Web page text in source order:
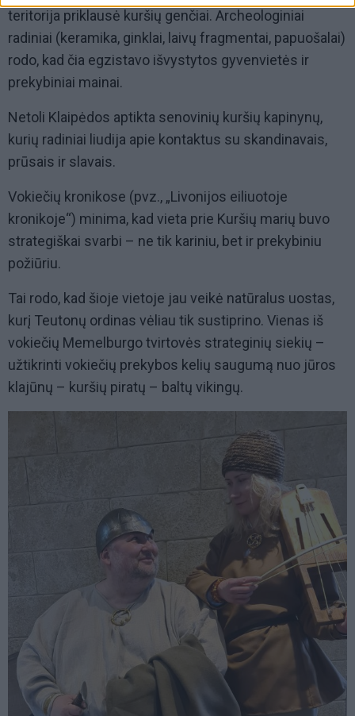
teritorija priklausė kuršių genčiai. Archeologiniai
radiniai (keramika, ginklai, laivų fragmentai, papuošalai)
rodo, kad čia egzistavo išvystytos gyvenvietės ir
prekybiniai mainai.
Netoli Klaipėdos aptikta senovinių kuršių kapinynų,
kurių radiniai liudija apie kontaktus su skandinavais,
prūsais ir slavais.
Vokiečių kronikose (pvz., „Livonijos eiliuotoje
kronikoje“) minima, kad vieta prie Kuršių marių buvo
strategiškai svarbi – ne tik kariniu, bet ir prekybiniu
požiūriu.
Tai rodo, kad šioje vietoje jau veikė natūralus uostas,
kurį Teutonų ordinas vėliau tik sustiprino. Vienas iš
vokiečių Memelburgo tvirtovės strateginių siekių –
užtikrinti vokiečių prekybos kelių saugumą nuo jūros
klajūnų – kuršių piratų – baltų vikingų.